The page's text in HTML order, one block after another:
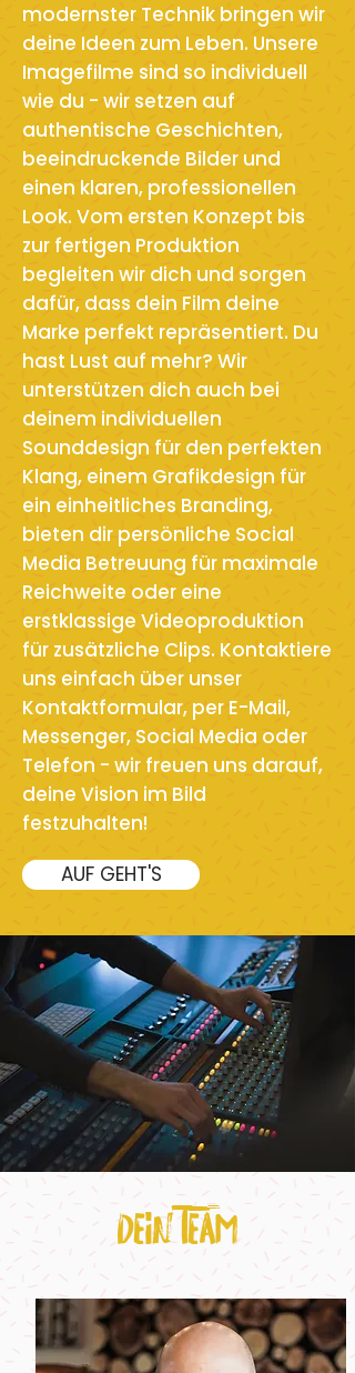
modernster Technik bringen wir
deine Ideen zum Leben. Unsere
Imagefilme sind so individuell
wie du - wir setzen auf
authentische Geschichten,
beeindruckende Bilder und
einen klaren, professionellen
Look. Vom ersten Konzept bis
zur fertigen Produktion
begleiten wir dich und sorgen
dafür, dass dein Film deine
Marke perfekt repräsentiert. Du
hast Lust auf mehr? Wir
unterstützen dich auch bei
deinem individuellen
Sounddesign für den perfekten
Klang, einem Grafikdesign für
ein einheitliches Branding,
bieten dir persönliche Social
Media Betreuung für maximale
Reichweite oder eine
erstklassige Videoproduktion
für zusätzliche Clips. Kontaktiere
uns einfach über unser
Kontaktformular, per E-Mail,
Messenger, Social Media oder
Telefon - wir freuen uns darauf,
deine Vision im Bild
festzuhalten!
AUF GEHT'S
Dein Team